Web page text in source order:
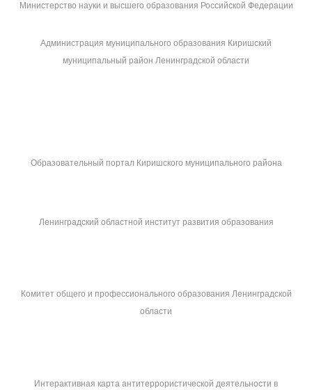
Министерство науки и высшего образования Российской Федерации
Администрация муниципального образования Киришский
муниципальный район Ленинградской области
Образовательный портал Киришского муниципального района
Ленинградский областной институт развития образования
Комитет общего и профессионального образования Ленинградской
области
Интерактивная карта антитеррористической деятельности в